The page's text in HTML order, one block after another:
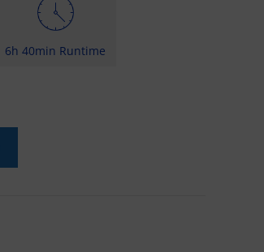
6h 40min Runtime